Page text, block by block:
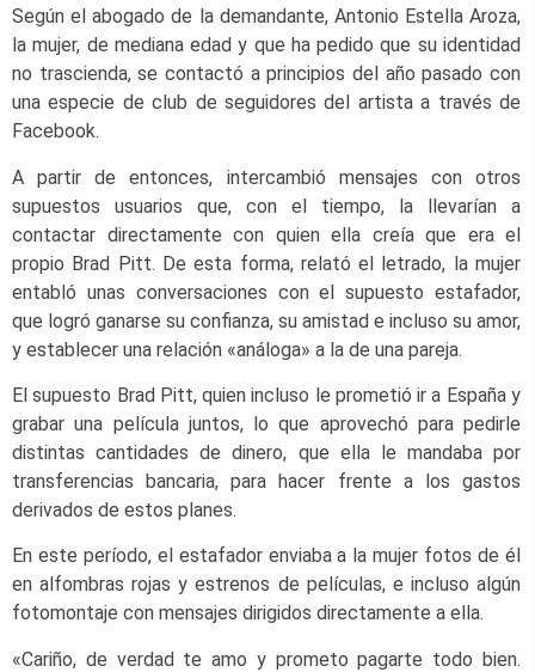
Según el abogado de la demandante, Antonio Estella Aroza,
la mujer, de mediana edad y que ha pedido que su identidad
no trascienda, se contactó a principios del año pasado con
una especie de club de seguidores del artista a través de
Facebook.
A partir de entonces, intercambió mensajes con otros
supuestos usuarios que, con el tiempo, la llevarían a
contactar directamente con quien ella creía que era el
propio Brad Pitt. De esta forma, relató el letrado, la mujer
entabló unas conversaciones con el supuesto estafador,
que logró ganarse su confianza, su amistad e incluso su amor,
y establecer una relación «análoga» a la de una pareja.
El supuesto Brad Pitt, quien incluso le prometió ir a España y
grabar una película juntos, lo que aprovechó para pedirle
distintas cantidades de dinero, que ella le mandaba por
transferencias bancaria, para hacer frente a los gastos
derivados de estos planes.
En este período, el estafador enviaba a la mujer fotos de él
en alfombras rojas y estrenos de películas, e incluso algún
fotomontaje con mensajes dirigidos directamente a ella.
«Cariño, de verdad te amo y prometo pagarte todo bien.